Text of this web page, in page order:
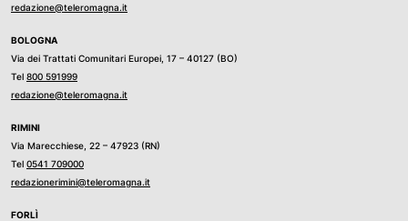
redazione@teleromagna.it
BOLOGNA
Via dei Trattati Comunitari Europei, 17 – 40127 (BO)
Tel 800 591999
redazione@teleromagna.it
RIMINI
Via Marecchiese, 22 – 47923 (RN)
Tel 0541 709000
redazionerimini@teleromagna.it
FORLÌ